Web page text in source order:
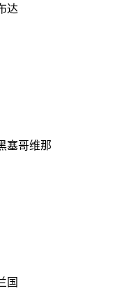
达
塞哥维那
国